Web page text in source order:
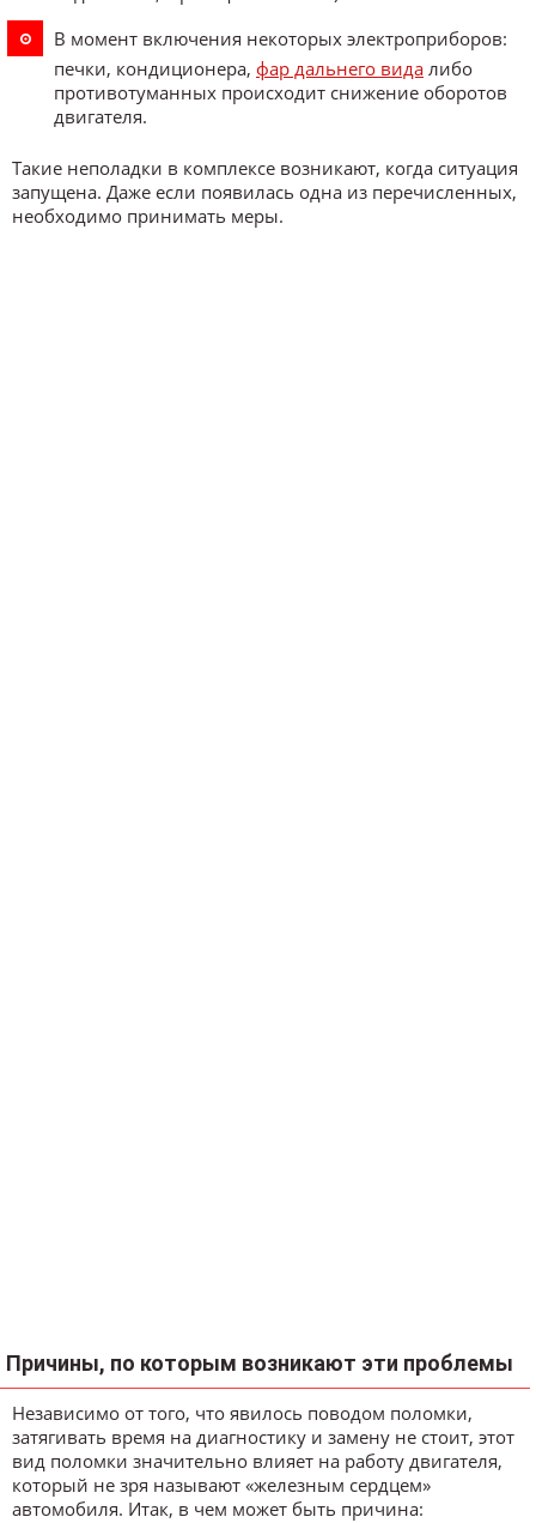
В момент включения некоторых электроприборов:
печки, кондиционера, фар дальнего вида либо
противотуманных происходит снижение оборотов
двигателя.
Такие неполадки в комплексе возникают, когда ситуация
запущена. Даже если появилась одна из перечисленных,
необходимо принимать меры.
Причины, по которым возникают эти проблемы
Независимо от того, что явилось поводом поломки,
затягивать время на диагностику и замену не стоит, этот
вид поломки значительно влияет на работу двигателя,
который не зря называют «железным сердцем»
автомобиля. Итак, в чем может быть причина: